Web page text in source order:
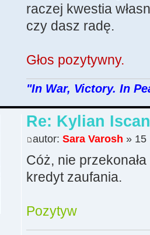
raczej kwestia
czy dasz radę.
Głos pozytywny.
"In War, Victory. In
Re: Kylian
autor:Sara Varosh » 15
Cóż, nie
kredyt zaufania.
Pozytyw